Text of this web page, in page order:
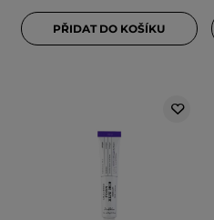
PŘIDAT DO KOŠÍKU